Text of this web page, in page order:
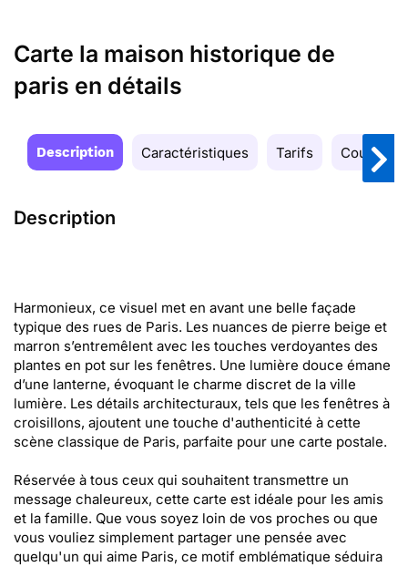
Carte la maison historique de
paris en détails
Description Caractéristiques Tarifs Couleurs
Description
Harmonieux, ce visuel met en avant une belle façade
typique des rues de Paris. Les nuances de pierre beige et
marron s’entremêlent avec les touches verdoyantes des
plantes en pot sur les fenêtres. Une lumière douce émane
d’une lanterne, évoquant le charme discret de la ville
lumière. Les détails architecturaux, tels que les fenêtres à
croisillons, ajoutent une touche d'authenticité à cette
scène classique de Paris, parfaite pour une carte postale.
Réservée à tous ceux qui souhaitent transmettre un
message chaleureux, cette carte est idéale pour les amis
et la famille. Que vous soyez loin de vos proches ou que
vous vouliez simplement partager une pensée avec
quelqu'un qui aime Paris, ce motif emblématique séduira